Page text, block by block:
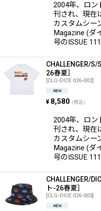
2004年、ロン
刊され、現在
カスタムシー
Magazine (ダ
号のISSUE
CHALLENGER/S/
26春夏］
[CLG-DICE 026-002]
¥ 8,580 (税込)
2004年、ロン
刊され、現在
カスタムシー
Magazine (ダ
号のISSUE
CHALLENGER/
ト-26春夏］
[CLG-DICE 026-003]